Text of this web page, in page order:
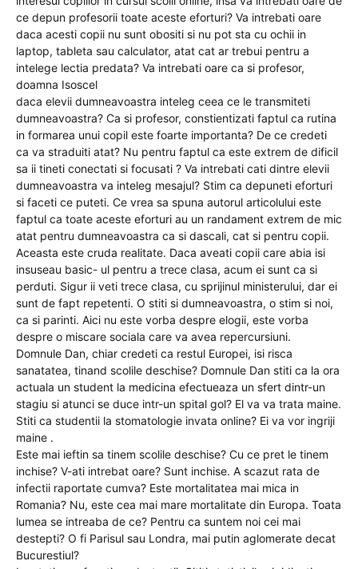
ce depun profesorii toate aceste eforturi? Va intrebati oare
daca acesti copii nu sunt obositi si nu pot sta cu ochii in
laptop, tableta sau calculator, atat cat ar trebui pentru a
intelege lectia predata? Va intrebati oare ca si profesor,
doamna Isoscel
daca elevii dumneavoastra inteleg ceea ce le transmiteti
dumneavoastra? Ca si profesor, constientizati faptul ca rutina
in formarea unui copil este foarte importanta? De ce credeti
ca va straduiti atat? Nu pentru faptul ca este extrem de dificil
sa ii tineti conectati si focusati ? Va intrebati cati dintre elevii
dumneavoastra va inteleg mesajul? Stim ca depuneti eforturi
si faceti ce puteti. Ce vrea sa spuna autorul articolului este
faptul ca toate aceste eforturi au un randament extrem de mic
atat pentru dumneavoastra ca si dascali, cat si pentru copii.
Aceasta este cruda realitate. Daca aveati copii care abia isi
insuseau basic- ul pentru a trece clasa, acum ei sunt ca si
perduti. Sigur ii veti trece clasa, cu sprijinul ministerului, dar ei
sunt de fapt repetenti. O stiti si dumneavoastra, o stim si noi,
ca si parinti. Aici nu este vorba despre elogii, este vorba
despre o miscare sociala care va avea repercursiuni.
Domnule Dan, chiar credeti ca restul Europei, isi risca
sanatatea, tinand scolile deschise? Domnule Dan stiti ca la ora
actuala un student la medicina efectueaza un sfert dintr-un
stagiu si atunci se duce intr-un spital gol? El va va trata maine.
Stiti ca studentii la stomatologie invata online? Ei va vor ingriji
maine .
Este mai ieftin sa tinem scolile deschise? Cu ce pret le tinem
inchise? V-ati intrebat oare? Sunt inchise. A scazut rata de
infectii raportate cumva? Este mortalitatea mai mica in
Romania? Nu, este cea mai mare mortalitate din Europa. Toata
lumea se intreaba de ce? Pentru ca suntem noi cei mai
destepti? O fi Parisul sau Londra, mai putin aglomerate decat
Bucurestiul?